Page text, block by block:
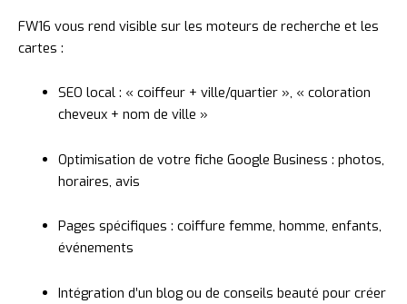
FW16 vous rend visible sur les moteurs de recherche et les
cartes :
SEO local : « coiffeur + ville/quartier », « coloration
cheveux + nom de ville »
Optimisation de votre fiche Google Business : photos,
horaires, avis
Pages spécifiques : coiffure femme, homme, enfants,
événements
Intégration d’un blog ou de conseils beauté pour créer